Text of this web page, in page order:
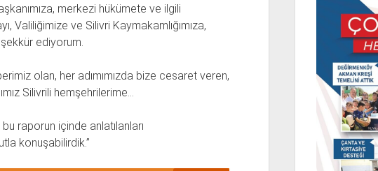
merkezi hükümete ve ilgili
Valiliğimize ve Silivri Kaymakamlığımıza,
ediyorum.
olan, her adımımızda bize cesaret veren,
Silivrili hemşehrilerime…
raporun içinde anlatılanları
konuşabilirdik.”